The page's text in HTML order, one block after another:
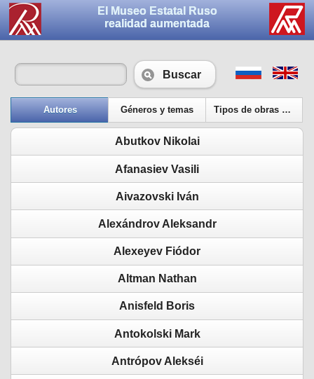
El Museo Estatal Ruso
realidad aumentada
Buscar
Autores Géneros y temas Tipos de obras de arte
Abutkov Nikolai
Afanasiev Vasili
Aivazovski Iván
Alexándrov Aleksandr
Alexeyev Fiódor
Altman Nathan
Anisfeld Boris
Antokolski Mark
Antrópov Alekséi